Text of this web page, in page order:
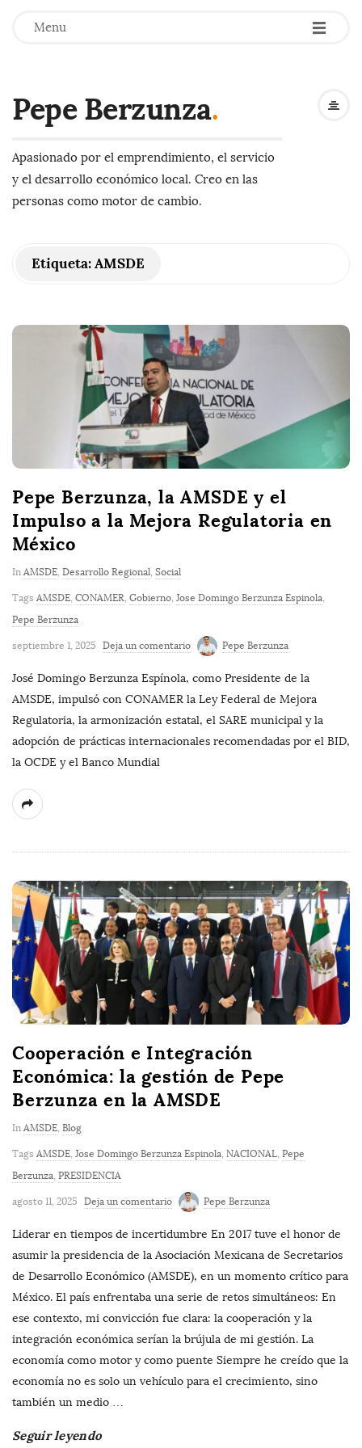
Menu -
-
-
Pepe Berzunza.
Apasionado por el emprendimiento, el servicio
y el desarrollo económico local. Creo en las
personas como motor de cambio.
Etiqueta:AMSDE
Pepe Berzunza, la AMSDE y el
Impulso a la Mejora Regulatoria en
México
In AMSDE, Desarrollo Regional, Social
Tags AMSDE, CONAMER, Gobierno, Jose Domingo Berzunza Espinola,
Pepe Berzunza
septiembre 1, 2025 Deja un comentario Pepe Berzunza
José Domingo Berzunza Espínola, como Presidente de la
AMSDE, impulsó con CONAMER la Ley Federal de Mejora
Regulatoria, la armonización estatal, el SARE municipal y la
adopción de prácticas internacionales recomendadas por el BID,
la OCDE y el Banco Mundial
Cooperación e Integración
Económica: la gestión de Pepe
Berzunza en la AMSDE
In AMSDE Blog
Tags AMSDE Jose Domingo Berzunza Espinola NACIONAL Pepe
Berzunza PRESIDENCIA
agosto 11, 2025 Deja un comentario Pepe Berzunza
Liderar en tiempos de incertidumbre En 2017 tuve el honor de
asumir la presidencia de la Asociación Mexicana de Secretarios
de Desarrollo Económico (AMSDE), en un momento crítico para
México. El país enfrentaba una serie de retos simultáneos: En
ese contexto, mi convicción fue clara: la cooperación y la
integración económica serían la brújula de mi gestión. La
economía como motor y como puente Siempre he creído que la
economía no es solo un vehículo para el crecimiento, sino
también un medio …
Seguir leyendo